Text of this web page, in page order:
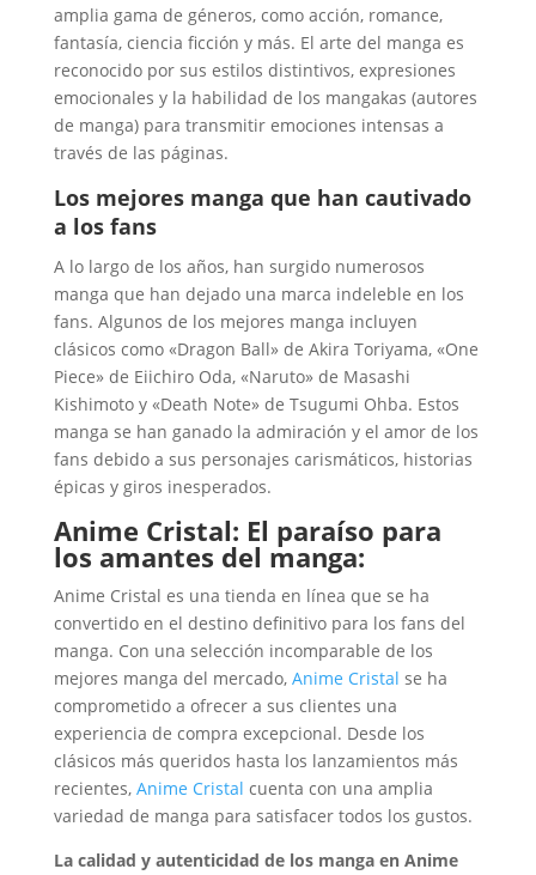
amplia gama de géneros, como acción, romance,
fantasía, ciencia ficción y más. El arte del manga es
reconocido por sus estilos distintivos, expresiones
emocionales y la habilidad de los mangakas (autores
de manga) para transmitir emociones intensas a
través de las páginas.
Los mejores manga que han cautivado
a los fans
A lo largo de los años, han surgido numerosos
manga que han dejado una marca indeleble en los
fans. Algunos de los mejores manga incluyen
clásicos como «Dragon Ball» de Akira Toriyama, «One
Piece» de Eiichiro Oda, «Naruto» de Masashi
Kishimoto y «Death Note» de Tsugumi Ohba. Estos
manga se han ganado la admiración y el amor de los
fans debido a sus personajes carismáticos, historias
épicas y giros inesperados.
Anime Cristal: El paraíso para
los amantes del manga:
Anime Cristal es una tienda en línea que se ha
convertido en el destino definitivo para los fans del
manga. Con una selección incomparable de los
mejores manga del mercado, Anime Cristal se ha
comprometido a ofrecer a sus clientes una
experiencia de compra excepcional. Desde los
clásicos más queridos hasta los lanzamientos más
recientes,Anime Cristal cuenta con una amplia
variedad de manga para satisfacer todos los gustos.
La calidad y autenticidad de los manga en Anime